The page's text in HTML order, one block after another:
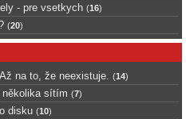
- pre vsetkych (16)
(20)
na to, že neexistuje. (14)
několika sítím (7)
disku (10)